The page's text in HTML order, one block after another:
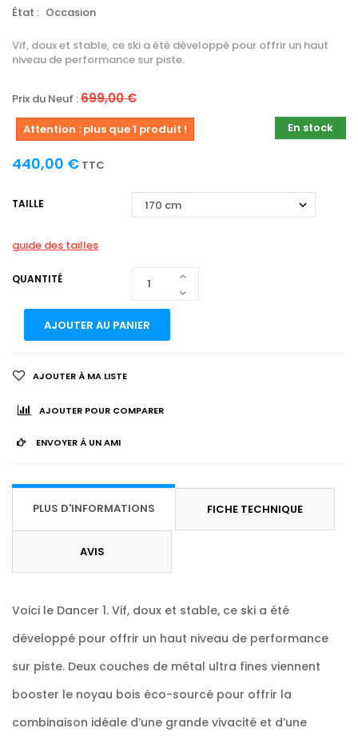
État : Occasion
Vif, doux et stable, ce ski a été développé pour offrir un haut
niveau de performance sur piste.
Prix du Neuf :699,00 €
En stock
Attention : plus que 1 produit !
440,00 € TTC
TAILLE
guide des tailles
QUANTITÉ
AJOUTER AU PANIER
AJOUTER À MA LISTE
AJOUTER POUR COMPARER
ENVOYER À UN AMI
PLUS D'INFORMATIONS FICHE TECHNIQUE
AVIS
Voici le Dancer 1. Vif, doux et stable, ce ski a été
développé pour offrir un haut niveau de performance
sur piste. Deux couches de métal ultra fines viennent
booster le noyau bois éco-sourcé pour offrir la
combinaison idéale d’une grande vivacité et d’une